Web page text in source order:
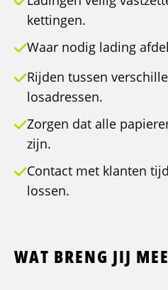
kettingen.
Waar nodig lading
Rijden tussen
losadressen.
Zorgen dat alle
zijn.
Contact met klanten
lossen.
WAT BRENG JIJ